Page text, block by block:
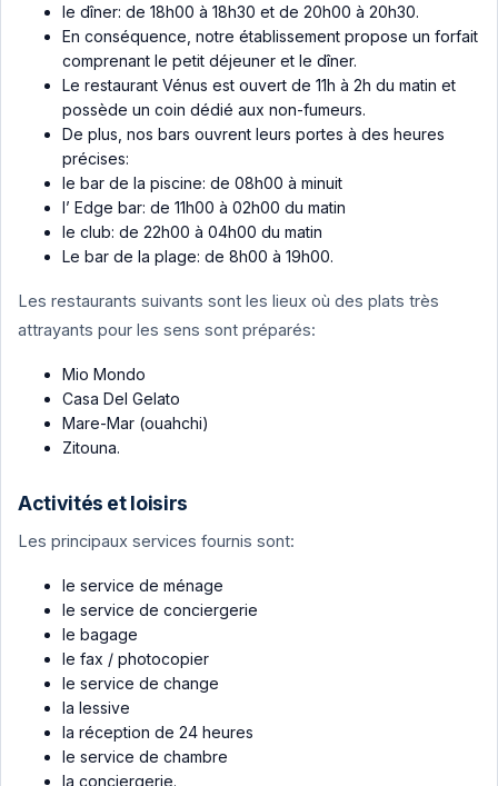
le dîner: de 18h00 à 18h30 et de 20h00 à 20h30.
En conséquence, notre établissement propose un forfait
comprenant le petit déjeuner et le dîner.
Le restaurant Vénus est ouvert de 11h à 2h du matin et
possède un coin dédié aux non-fumeurs.
De plus, nos bars ouvrent leurs portes à des heures
précises:
le bar de la piscine: de 08h00 à minuit
l’ Edge bar: de 11h00 à 02h00 du matin
le club: de 22h00 à 04h00 du matin
Le bar de la plage: de 8h00 à 19h00.
Les restaurants suivants sont les lieux où des plats très
attrayants pour les sens sont préparés:
Mio Mondo
Casa Del Gelato
Mare-Mar (ouahchi)
Zitouna.
Activités et loisirs
Les principaux services fournis sont:
le service de ménage
le service de conciergerie
le bagage
le fax / photocopier
le service de change
la lessive
la réception de 24 heures
le service de chambre
la conciergerie.